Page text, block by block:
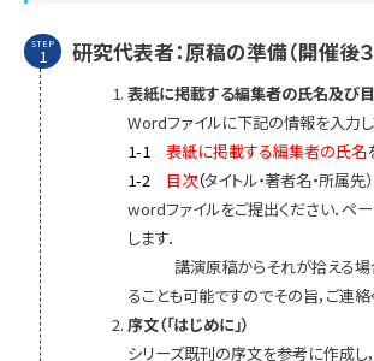
STEP
1 研究代表者：原稿の準備（開催後３
表紙に掲載する編集者の氏名及び
Wordファイルに下記の情報を入力し
1-1表紙に掲載する編集者の氏名
1-2 目次（タイトル・著者名・所属
wordファイルをご提出ください．ペ
します．
講演原稿からそれが拾える場
ることも可能ですのでその旨，ご連絡
序文（「はじめに」）
シリーズ既刊の序文を参考に作成し